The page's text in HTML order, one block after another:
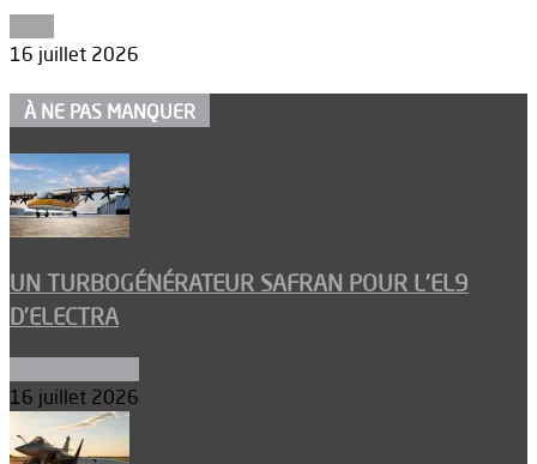
16 juillet 2026
À NE PAS MANQUER
UN TURBOGÉNÉRATEUR SAFRAN POUR L’EL9
D’ELECTRA
16 juillet 2026